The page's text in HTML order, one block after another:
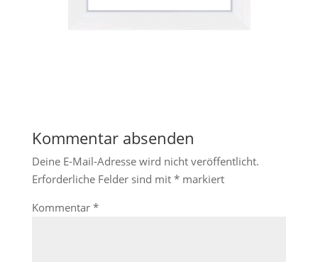
Kommentar absenden
Deine E-Mail-Adresse wird nicht veröffentlicht.
Erforderliche Felder sind mit *markiert
Kommentar *